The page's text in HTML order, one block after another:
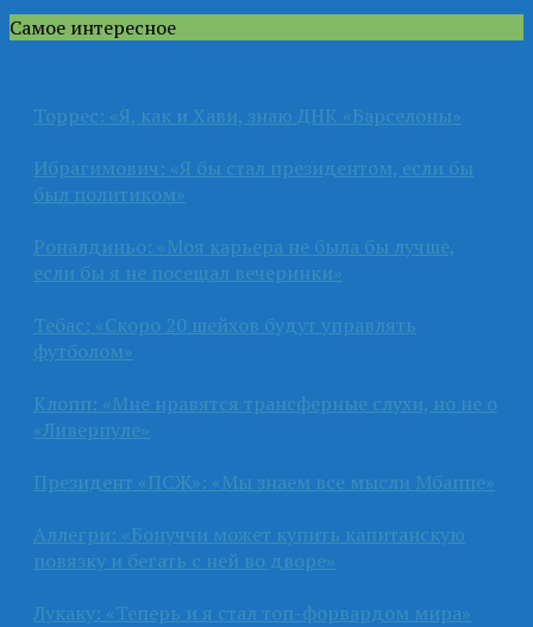
Самое интересное
Торрес: «Я, как и Хави, знаю ДНК «Барселоны»
Ибрагимович: «Я бы стал президентом, если бы
был политиком»
Роналдиньо: «Моя карьера не была бы лучше,
если бы я не посещал вечеринки»
Тебас: «Скоро 20 шейхов будут управлять
футболом»
Клопп: «Мне нравятся трансферные слухи, но не о
«Ливерпуле»
Президент «ПСЖ»: «Мы знаем все мысли Мбаппе»
Аллегри: «Бонуччи может купить капитанскую
повязку и бегать с ней во дворе»
Лукаку: «Теперь и я стал топ-форвардом мира»